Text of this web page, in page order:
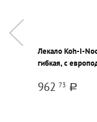
Лекало Koh-I-
гибкая, с
962 73 a